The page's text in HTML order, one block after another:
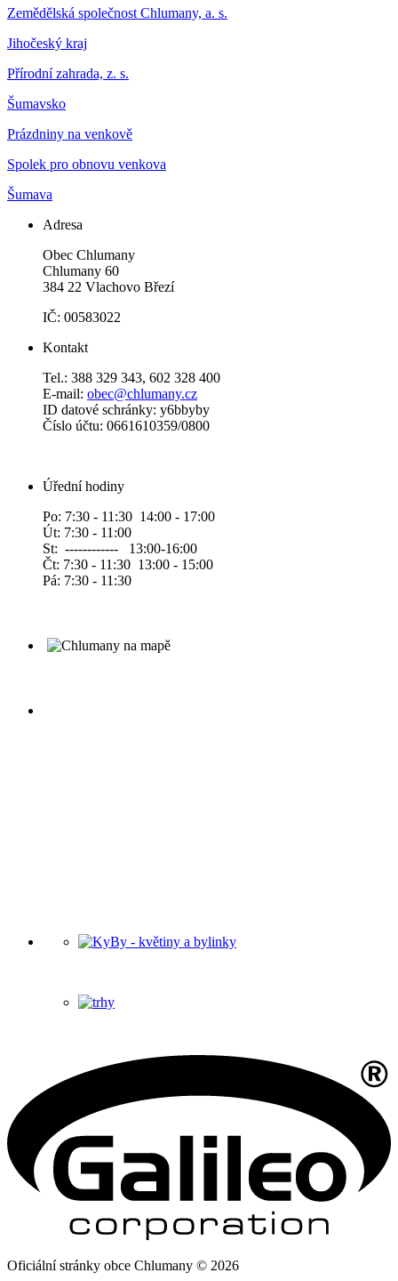
Zemědělská společnost Chlumany, a. s.
Jihočeský kraj
Přírodní zahrada, z. s.
Šumavsko
Prázdniny na venkově
Spolek pro obnovu venkova
Šumava
Adresa
Obec Chlumany
Chlumany 60
384 22 Vlachovo Březí
IČ: 00583022
Kontakt
Tel.: 388 329 343, 602 328 400
E-mail: obec@chlumany.cz
ID datové schránky: y6bbyby
Číslo účtu: 0661610359/0800
Úřední hodiny
Po: 7:30 - 11:30 14:00 - 17:00
Út: 7:30 - 11:00
St: ------------ 13:00-16:00
Čt: 7:30 - 11:30 13:00 - 15:00
Pá: 7:30 - 11:30
Oficiální stránky obce Chlumany © 2026